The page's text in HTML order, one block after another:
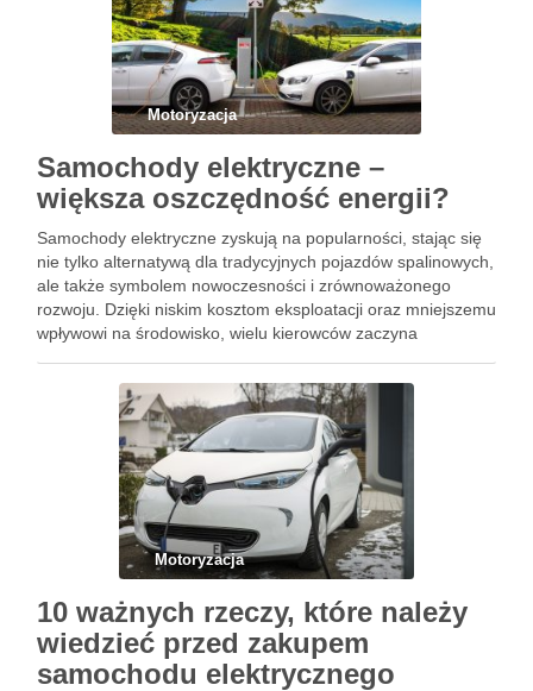
Motoryzacja
Samochody elektryczne –
większa oszczędność energii?
Samochody elektryczne zyskują na popularności, stając się
nie tylko alternatywą dla tradycyjnych pojazdów spalinowych,
ale także symbolem nowoczesności i zrównoważonego
rozwoju. Dzięki niskim kosztom eksploatacji oraz mniejszemu
wpływowi na środowisko, wielu kierowców zaczyna
elektryczne rzeczywiście są bardziej ekonomiczne i
ekologiczne? W miarę jak …
Motoryzacja
10 ważnych rzeczy, które należy
wiedzieć przed zakupem
samochodu elektrycznego